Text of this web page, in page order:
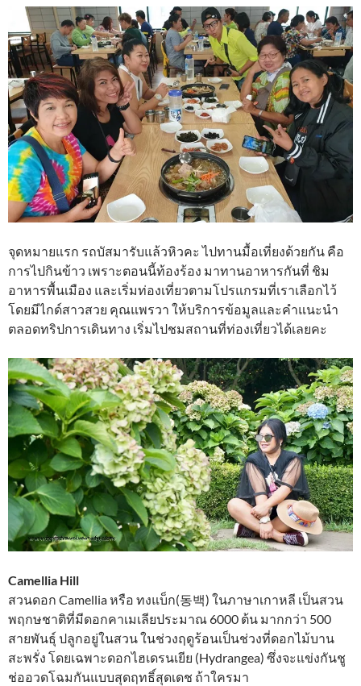
จุดหมายแรก รถบัสมารับแล้วหิวคะ ไปทานมื้อเที่ยงด้วยกัน คือ
การไปกินข้าว เพราะตอนนี้ท้องร้อง มาทานอาหารกันที่ ชิม
อาหารพื้นเมือง และเริ่มท่องเที่ยวตามโปรแกรมที่เราเลือกไว้
โดยมีไกด์สาวสวย คุณแพรวา ให้บริการข้อมูลและคำแนะนำ
ตลอดทริปการเดินทาง เริ่มไปชมสถานที่ท่องเที่ยวได้เลยคะ
Camellia Hill
สวนดอก Camellia หรือ ทงแบ็ก(동백) ในภาษาเกาหลี เป็นสวน
พฤกษชาติที่มีดอกคาเมเลียประมาณ 6000 ต้น มากกว่า 500
สายพันธุ์ ปลูกอยู่ในสวน ในช่วงฤดูร้อนเป็นช่วงที่ดอกไม้บาน
สะพรั่ง โดยเฉพาะดอกไฮเดรนเยีย (Hydrangea) ซึ่งจะแข่งกันชู
ช่ออวดโฉมกันแบบสุดฤทธิ์สุดเดช ถ้าใครมา